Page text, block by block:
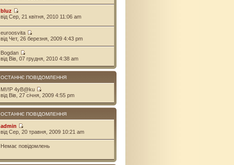
bluz
від Сер, 21 квітня, 2010 11:06 am
euroosvita
від Чет, 26 березня, 2009 4:43 pm
Bogdan
від Вів, 07 грудня, 2010 4:38 am
ОСТАННЄ ПОВІДОМЛЕННЯ
M!/!P 4yB@ku
від Вів, 27 січня, 2009 4:55 pm
ОСТАННЄ ПОВІДОМЛЕННЯ
admin
від Сер, 20 травня, 2009 10:21 am
Немає повідомлень